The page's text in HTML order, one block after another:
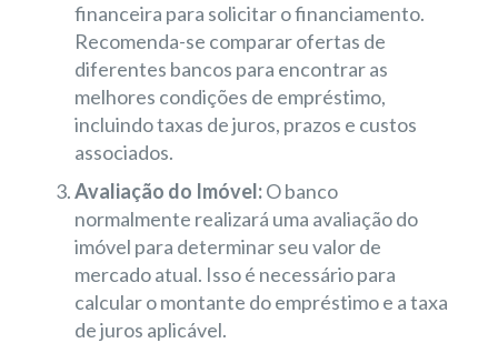
financeira para solicitar o financiamento.
Recomenda-se comparar ofertas de
diferentes bancos para encontrar as
melhores condições de empréstimo,
incluindo taxas de juros, prazos e custos
associados.
Avaliação do Imóvel:O banco
normalmente realizará uma avaliação do
imóvel para determinar seu valor de
mercado atual. Isso é necessário para
calcular o montante do empréstimo e a taxa
de juros aplicável.